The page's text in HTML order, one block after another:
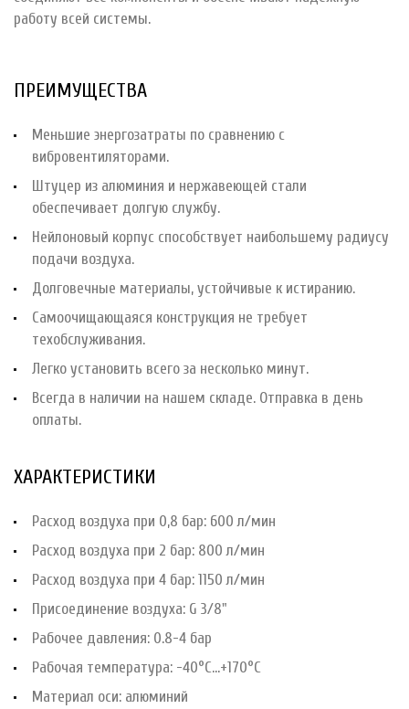
работу всей системы.
ПРЕИМУЩЕСТВА
Меньшие энергозатраты по сравнению с
вибровентиляторами.
Штуцер из алюминия и нержавеющей стали
обеспечивает долгую службу.
Нейлоновый корпус способствует наибольшему радиусу
подачи воздуха.
Долговечные материалы, устойчивые к истиранию.
Самоочищающаяся конструкция не требует
техобслуживания.
Легко установить всего за несколько минут.
Всегда в наличии на нашем складе. Отправка в день
оплаты.
ХАРАКТЕРИСТИКИ
Расход воздуха при 0,8 бар: 600 л/мин
Расход воздуха при 2 бар: 800 л/мин
Расход воздуха при 4 бар: 1150 л/мин
Присоединение воздуха: G 3/8"
Рабочее давления: 0.8-4 бар
Рабочая температура: -40°С...+170°С
Материал оси: алюминий